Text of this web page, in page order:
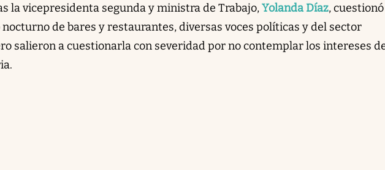
la vicepresidenta segunda y ministra de Trabajo,Yolanda Díaz,
de bares y restaurantes, diversas voces políticas y del sector
salieron a cuestionarla con severidad por no contemplar los intereses